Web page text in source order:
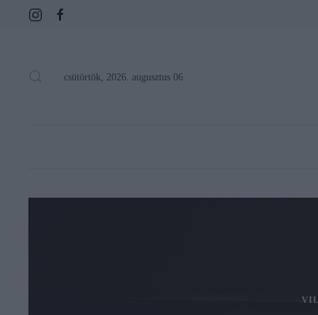
csütörtök, 2026. augusztus 06.